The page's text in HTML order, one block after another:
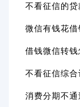
不看征信的贷
微信有钱花
借钱微信转钱
不看征信综合
消费分期不通